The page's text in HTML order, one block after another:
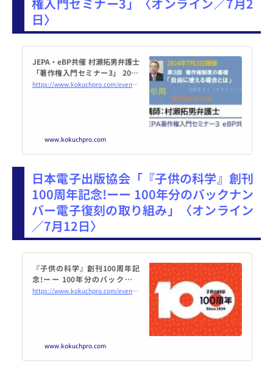
日〉
JEPA・eBP共催 村瀬拓男弁護士
「著作権入門セミナー3」 2024
年7月2日（オンライン・Zoo
https://www.kokuchpro.com/event/20240702/
www.kokuchpro.com
日本電子出版協会「『子供の科学』創刊
100周年記念!ーー 100年分のバックナン
バー電子復刻の取り組み」〈オンライン
／7月12日〉
『子供の科学』創刊100周年記
念!ーー 100年分のバックナン
バー電子復刻の取り組み 2024年
https://www.kokuchpro.com/event/20240712/
www.kokuchpro.com